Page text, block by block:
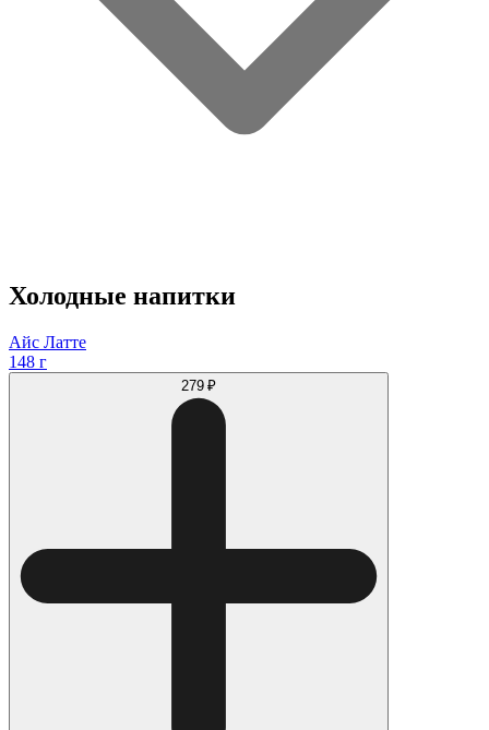
Холодные напитки
Айс Латте
148 г
279 ₽